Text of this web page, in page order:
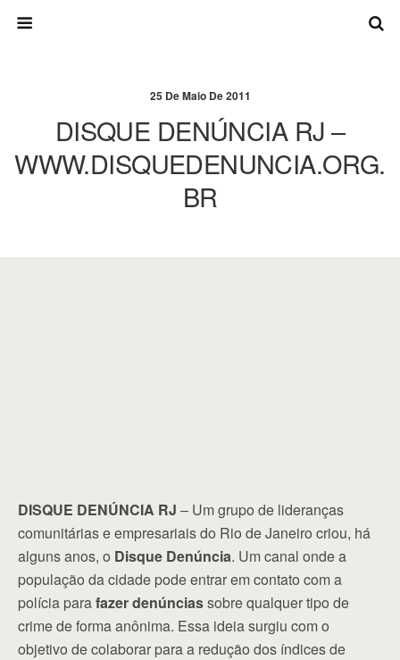
25 De Maio De 2011
DISQUE DENÚNCIA RJ –
WWW.DISQUEDENUNCIA.ORG.
BR
DISQUE DENÚNCIA RJ – Um grupo de lideranças
comunitárias e empresariais do Rio de Janeiro criou, há
alguns anos, o Disque Denúncia. Um canal onde a
população da cidade pode entrar em contato com a
polícia parafazer denúnciassobre qualquer tipo de
crime de forma anônima. Essa ideia surgiu com o
objetivo de colaborar para a redução dos índices de